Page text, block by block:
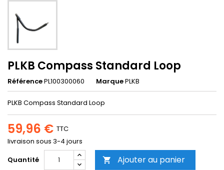
PLKB Compass Standard Loop
RéférencePL100300060 MarquePLKB
PLKB Compass Standard Loop
59,96 € TTC
livraison sous 3-4 jours
Quantité
 Ajouter au panier